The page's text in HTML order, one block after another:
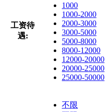
工资待
遇:
1000
1000-2000
2000-3000
3000-5000
5000-8000
8000-12000
12000-20000
20000-25000
25000-50000
不限